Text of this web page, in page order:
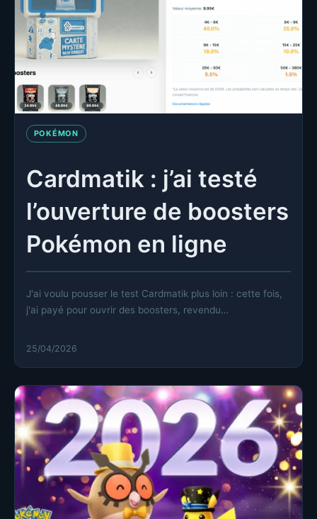
POKÉMON
Cardmatik : j’ai testé
l’ouverture de boosters
Pokémon en ligne
J'ai voulu pousser le test Cardmatik plus loin : cette fois,
j'ai payé pour ouvrir des boosters, revendu…
25/04/2026